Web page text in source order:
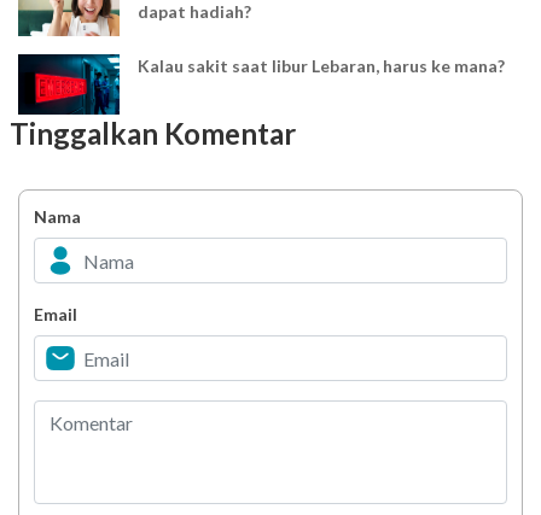
dapat hadiah?
Kalau sakit saat libur Lebaran, harus ke mana?
Mudik Lebaran? Pastikan kamu sudah tahu
Melihat Pelanggaran atau Kecurangan
Penyuapan?? Segera Laporkan!
Tinggalkan Komentar
Nama
Email